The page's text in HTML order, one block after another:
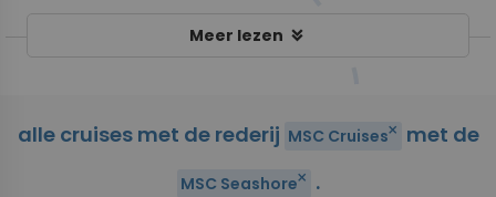
Meer lezen keyboard_double_arrow_down
alle cruises met de rederij MSC Cruisesclose met de
MSC Seashoreclose .